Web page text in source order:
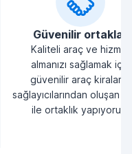
Güvenilir ortaklar
Kaliteli araç ve hizmet
almanızı sağlamak için
güvenilir araç kiralama
sağlayıcılarından oluşan
ile ortaklık yapıyoruz.